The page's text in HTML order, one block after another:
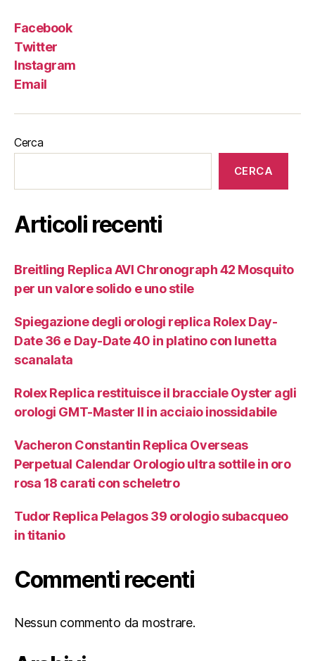
Facebook
Twitter
Instagram
Email
Cerca
CERCA
Articoli recenti
Breitling Replica AVI Chronograph 42 Mosquito
per un valore solido e uno stile
Spiegazione degli orologi replica Rolex Day-
Date 36 e Day-Date 40 in platino con lunetta
scanalata
Rolex Replica restituisce il bracciale Oyster agli
orologi GMT-Master II in acciaio inossidabile
Vacheron Constantin Replica Overseas
Perpetual Calendar Orologio ultra sottile in oro
rosa 18 carati con scheletro
Tudor Replica Pelagos 39 orologio subacqueo
in titanio
Commenti recenti
Nessun commento da mostrare.